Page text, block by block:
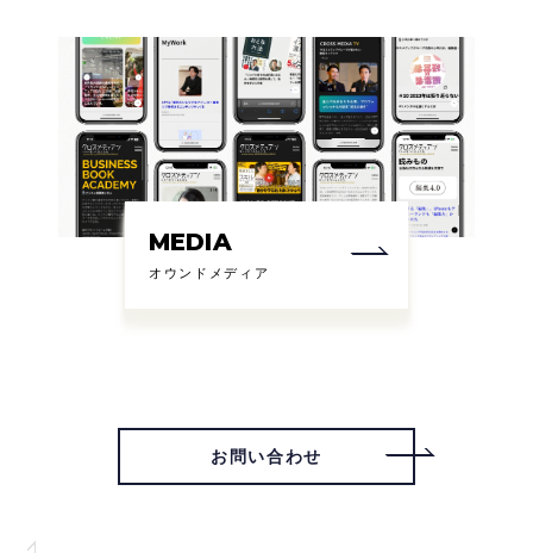
MEDIA
オウンドメディア
お問い合わせ